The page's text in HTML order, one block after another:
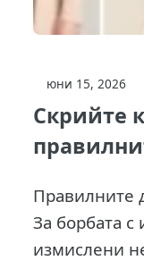
юни 15, 2026
Скрийте
Правилните
За борбата с
измислени